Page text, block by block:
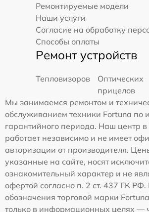
Ремонтируемые модели
Наши услуги
Согласие на обработку
Способы оплаты
Ремонт устройств
Тепловизоров
Оптических
прицелов
Мы занимаемся ремонтом и
обслуживанием техники Fortuna по
гарантийного периода. Наш центр
работает независимо и не имеет
авторизации от производителя.
указанные на сайте, носят
ознакомительный характер и не
офертой согласно п. 2 ст. 437 ГК
обозначения торговой марки
только в информационных целях —